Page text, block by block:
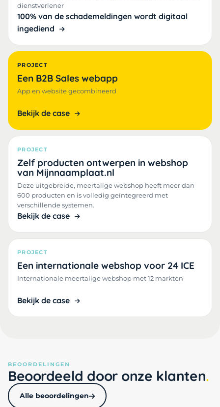
dienstverlener
100% van de schademeldingen wordt digitaal
ingediend
PROJECT
Een B2B Sales webapp
App en website gecombineerd
Bekijk de case
PROJECT
Zelf producten ontwerpen in webshop
van Mijnnaamplaat.nl
Deze uitgebreide, meertalige webshop heeft meer dan
600 producten en is volledig geïntegreerd met
verschillende systemen.
Bekijk de case
PROJECT
Een internationale webshop voor 24 ICE
Internationale meertalige webshop met 12 markten
Bekijk de case
BEOORDELINGEN
Beoordeeld door onze klanten
Alle beoordelingen